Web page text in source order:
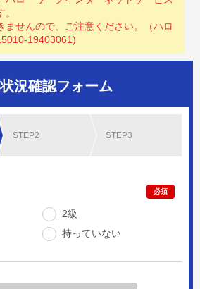
ませんので、ご注意ください。（ハロ
19403061)
況確認フォーム
STEP2 STEP3
必須
2級
持っていない